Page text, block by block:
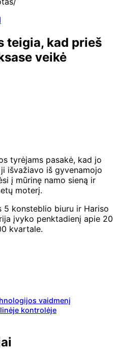
teigia, kad prieš
veikė
tyrėjams pasakė, kad jo
išvažiavo iš gyvenamojo
į mūrinę namo sieną ir
moterį.
5 konsteblio biuru ir Hariso
įvyko penktadienį apie 20
kvartale.
vaidmenį
kontrolėje